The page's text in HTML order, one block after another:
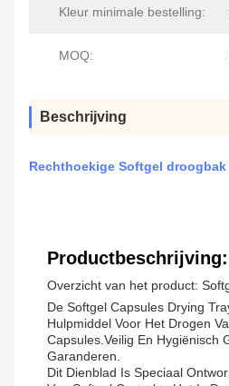
Kleur minimale bestelling:
MOQ:
Beschrijving
Rechthoekige Softgel
Productbeschrijving:
Overzicht van het product:
De Softgel Capsules Drying
Hulpmiddel Voor Het Drogen
Capsules.veilig En Hygiënisch
Garanderen.
Dit Dienblad Is Speciaal